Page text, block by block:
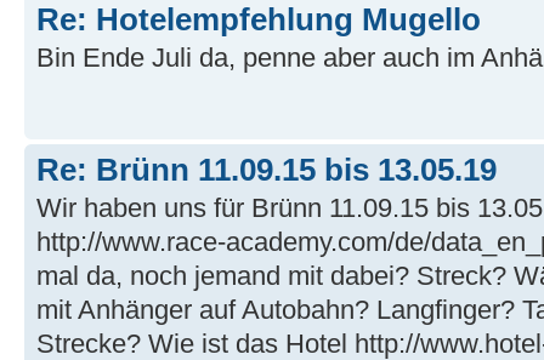
Re: Hotelempfehlung Mugello
Bin Ende Juli da, penne aber auch im
Re: Brünn 11.09.15 bis 13.05.19
Wir haben uns für Brünn 11.09.15 bis
http://www.race-academy.com/de/
mal da, noch jemand mit dabei? Streck?
mit Anhänger auf Autobahn? Langfinger?
Strecke? Wie ist das Hotel http://